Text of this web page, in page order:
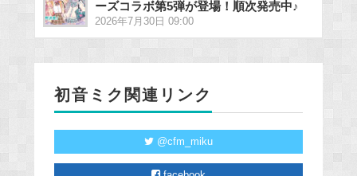
ーズコラボ第5弾が登場！順次発売中♪
2026年7月30日 09:00
初音ミク関連リンク
@cfm_miku